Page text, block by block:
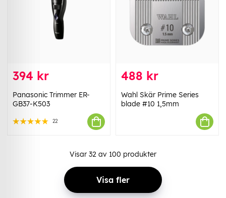
394 kr
Panasonic Trimmer ER-
GB37-K503
22
488 kr
Wahl Skär Prime Series
blade #10 1,5mm
Visar 32 av 100 produkter
Visa fler